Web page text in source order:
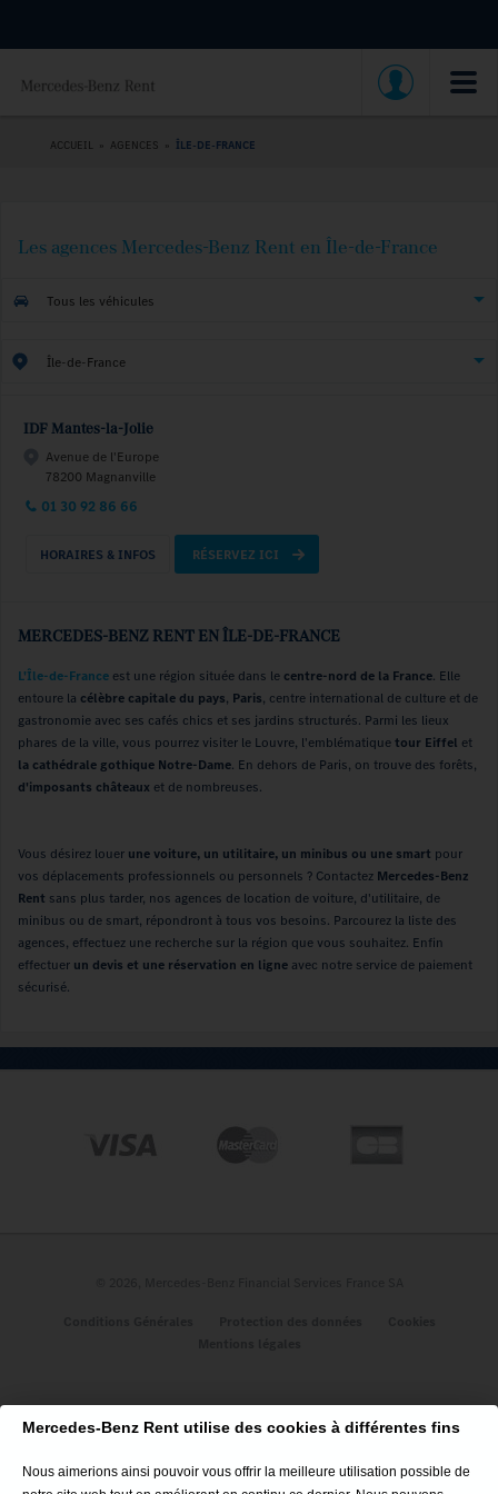
ACCUEIL » AGENCES » ÎLE-DE-FRANCE
Les agences Mercedes-Benz Rent en Île-de-France
Tous les véhicules
Île-de-France
IDF Mantes-la-Jolie
Avenue de l'Europe
78200 Magnanville
01 30 92 86 66
HORAIRES & INFOS RÉSERVEZ ICI
MERCEDES-BENZ RENT EN ÎLE-DE-FRANCE
L'Île-de-France est une région située dans le centre-nord de la France. Elle
entoure la célèbre capitale du pays, Paris, centre international de culture et de
gastronomie avec ses cafés chics et ses jardins structurés. Parmi les lieux
phares de la ville, vous pourrez visiter le Louvre, l'emblématiquetour Eiffel et
la cathédrale gothique Notre-Dame. En dehors de Paris, on trouve des forêts,
d'imposants châteaux et de nombreuses.
Vous désirez louer une voiture, un utilitaire, un minibus ou une smart pour
vos déplacements professionnels ou personnels ? Contactez Mercedes-Benz
Rent sans plus tarder, nos agences de location de voiture, d'utilitaire, de
minibus ou de smart, répondront à tous vos besoins. Parcourez la liste des
agences, effectuez une recherche sur la région que vous souhaitez. Enfin
effectuer un devis et une réservation en ligne avec notre service de paiement
sécurisé.
Qui sommes-nous ?
GLC Coupé
GLA SUV
Nouveau CLA 100% Électrique
Mercedes-Benz Rent utilise des cookies à différentes fins
Nous aimerions ainsi pouvoir vous offrir la meilleure utilisation possible de